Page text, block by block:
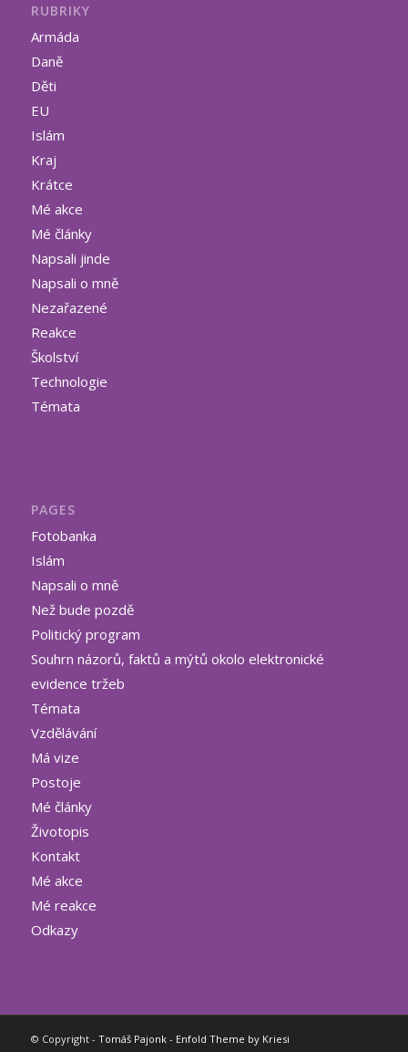
RUBRIKY
Armáda
Daně
Děti
EU
Islám
Kraj
Krátce
Mé akce
Mé články
Napsali jinde
Napsali o mně
Nezařazené
Reakce
Školství
Technologie
Témata
PAGES
Fotobanka
Islám
Napsali o mně
Než bude pozdě
Politický program
Souhrn názorů, faktů a mýtů okolo elektronické
evidence tržeb
Témata
Vzdělávání
Má vize
Postoje
Mé články
Životopis
Kontakt
Mé akce
Mé reakce
Odkazy
© Copyright - Tomáš Pajonk- Enfold Theme by Kriesi